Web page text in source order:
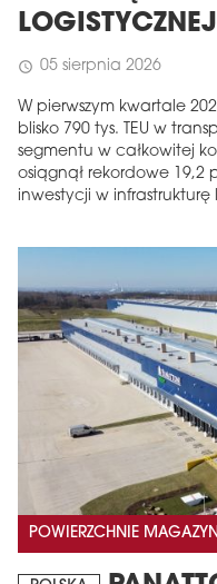
schedule 05 sierpnia 2026
W pierwszym kwartale
blisko 790 tys. TEU w
segmentu w całkowitej
osiągnął rekordowe 19,2
inwestycji w
POWIERZCHNIE